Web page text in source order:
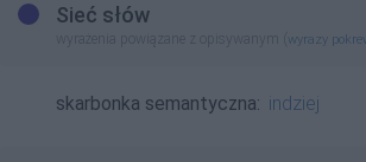
Sieć słów
wyrażenia powiązane z opisywanym ( wyrazy
skarbonka semantyczna: indziej